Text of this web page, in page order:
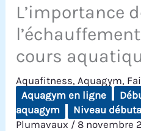
L’importance
cours
Aquafitness, Aquagym,
Aquagym en ligne
aquagym
Niveau
Plumavaux / 8 novembre